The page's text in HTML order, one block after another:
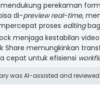
mendukung perekaman
di-preview real-time,
proses editing
menjaga kestabilan
Share memungkinkan
cepat untuk efisiensi
was AI-assisted and